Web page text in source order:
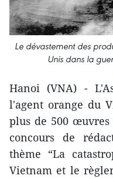
Le dévastement des
Unis dans la
Hanoi (VNA) -
l'agent orange du
plus de 500
concours de
thème “La
Vietnam et le